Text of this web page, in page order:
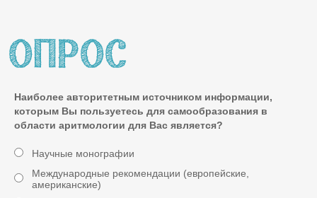
Наиболее авторитетным источником информации,
которым Вы пользуетесь для самообразования в
области аритмологии для Вас является?
Научные монографии
Международные рекомендации (европейские,
американские)